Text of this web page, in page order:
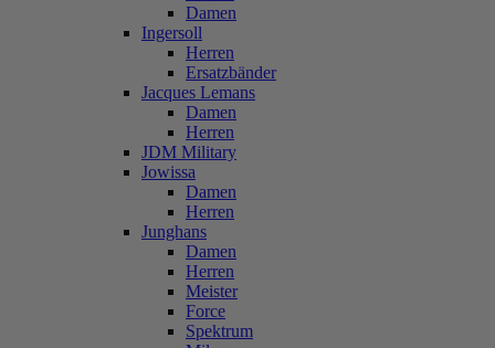
Damen
Ingersoll
Herren
Ersatzbänder
Jacques Lemans
Damen
Herren
JDM Military
Jowissa
Damen
Herren
Junghans
Damen
Herren
Meister
Force
Spektrum